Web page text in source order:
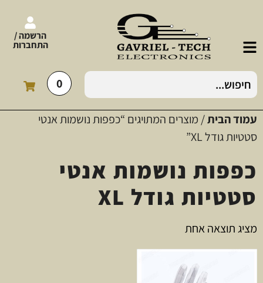
הרשמה /
התחברות
0
עמוד הבית/ מוצרים המתויגים “כפפות נושמות אנטי
סטטיות גודל XL”
כפפות נושמות אנטי
סטטיות גודל XL
מציג תוצאה אחת